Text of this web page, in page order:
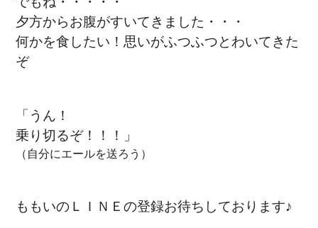
夕方からお腹がすいてきました・・・
何かを食したい！思いがふつふつとわいてきた
ぞ
「うん！
乗り切るぞ！！！」
（自分にエールを送ろう）
ももいのＬＩＮＥの登録お待ちしております♪